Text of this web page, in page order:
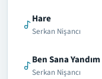
Hare
Serkan Nişancı
Ben Sana Yandım
Serkan Nişancı